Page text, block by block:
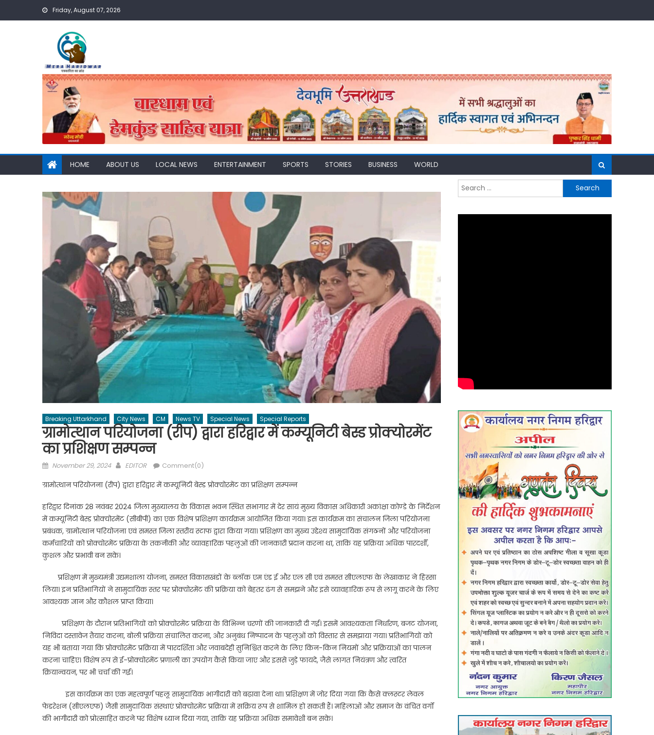
Friday, August 07, 2026
HOME ABOUT US LOCAL NEWS ENTERTAINMENT SPORTS STORIES BUSINESS WORLD
Breaking Uttarkhand City News CM News TV Special News Special Reports
ग्रामोत्थान परियोजना (रीप) द्वारा हरिद्वार में कम्यूनिटी बेस्ड प्रोक्योरमेंट
का प्रशिक्षण सम्पन्न
Posted
November 29, 2024 Author
EDITOR Comment(0)
ग्रामोत्थान परियोजना (रीप) द्वारा हरिद्वार में कम्यूनिटी बेस्ड प्रोक्योरमेंट का प्रशिक्षण सम्पन्न
हरिद्वार दिनांक 28 नवंबर 2024 जिला मुख्यालय के विकास भवन स्थित सभागार में देर सायं मुख्य विकास अधिकारी अकांक्षा कोण्डे के निर्देशन
में कम्यूनिटी बेस्ड प्रोक्योरमेंट (सीबीपी) का एक विशेष प्रशिक्षण कार्यक्रम आयोजित किया गया। इस कार्यक्रम का संचालन जिला परियोजना
प्रबंधक, ग्रामोत्थान परियोजना एवं समस्त जिला स्तरीय स्टाफ द्वारा किया गया। प्रशिक्षण का मुख्य उद्देश्य सामुदायिक संगठनों और परियोजना
कर्मचारियों को प्रोक्योरमेंट प्रक्रिया के तकनीकी और व्यावहारिक पहलुओं की जानकारी प्रदान करना था, ताकि यह प्रक्रिया अधिक पारदर्शी,
कुशल और प्रभावी बन सके।
प्रशिक्षण में मुख्यमंत्री उद्यमशाला योजना, समस्त विकासखंडों के ब्लॉक एम एंड ई और एल सी एवं समस्त सीएलएफ के लेखाकार ने हिस्सा
लिया। इन प्रतिभागियों ने सामुदायिक स्तर पर प्रोक्योरमेंट की प्रक्रिया को बेहतर ढंग से समझने और इसे व्यावहारिक रूप से लागू करने के लिए
आवश्यक ज्ञान और कौशल प्राप्त किया।
प्रशिक्षण के दौरान प्रतिभागियों को प्रोक्योरमेंट प्रक्रिया के विभिन्न चरणों की जानकारी दी गई। इसमें आवश्यकता निर्धारण, बजट योजना,
निविदा दस्तावेज तैयार करना, बोली प्रक्रिया संचालित करना, और अनुबंध निष्पादन के पहलुओं को विस्तार से समझाया गया। प्रतिभागियों को
यह भी बताया गया कि प्रोक्योरमेंट प्रक्रिया में पारदर्शिता और जवाबदेही सुनिश्चित करने के लिए किन-किन नियमों और प्रक्रियाओं का पालन
करना चाहिए। विशेष रूप से ई-प्रोक्योरमेंट प्रणाली का उपयोग कैसे किया जाए और इससे जुड़े फायदे, जैसे लागत नियंत्रण और त्वरित
क्रियान्वयन, पर भी चर्चा की गई।
इस कार्यक्रम का एक महत्वपूर्ण पहलू सामुदायिक भागीदारी को बढ़ावा देना था। प्रशिक्षण में जोर दिया गया कि कैसे क्लस्टर लेवल
फेडरेशन (सीएलएफ) जैसी सामुदायिक संस्थाएं प्रोक्योरमेंट प्रक्रिया में सक्रिय रूप से शामिल हो सकती हैं। महिलाओं और समाज के वंचित वर्गों
की भागीदारी को प्रोत्साहित करने पर विशेष ध्यान दिया गया, ताकि यह प्रक्रिया अधिक समावेशी बन सके।
Search
for: